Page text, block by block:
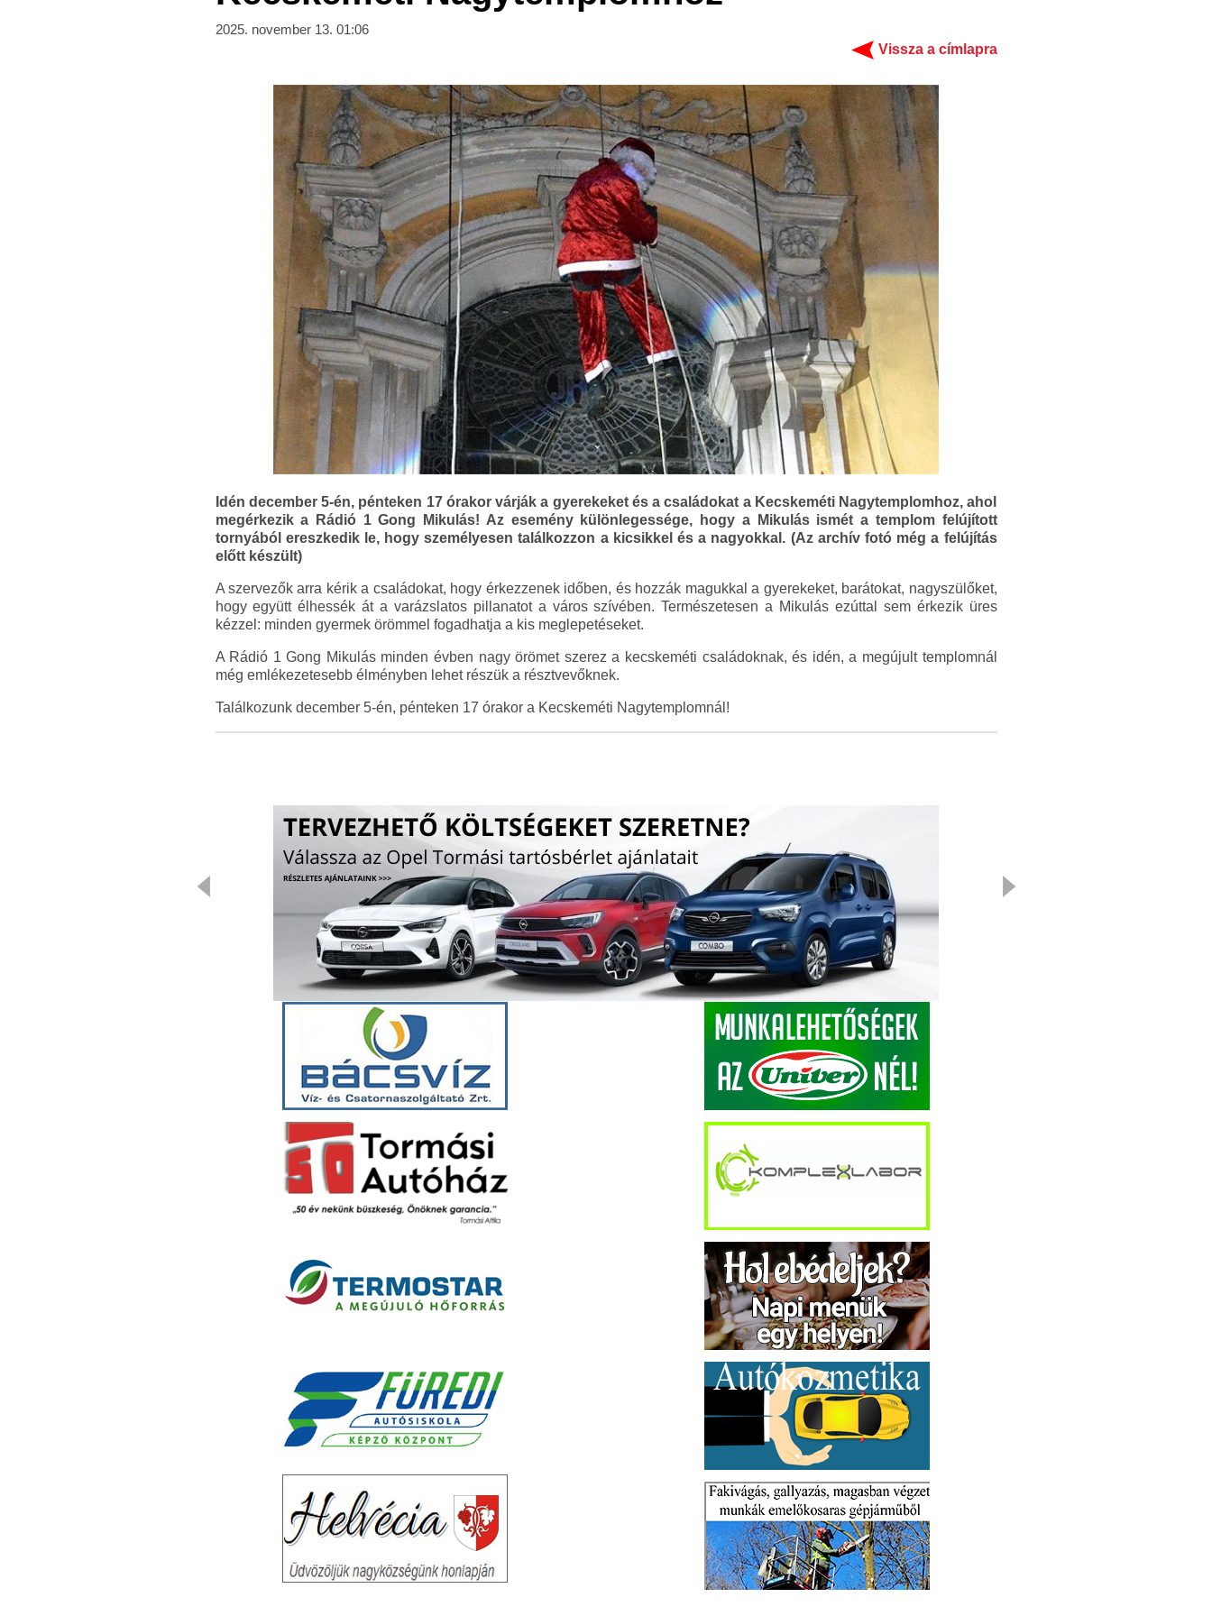
2025. november 13. 01:06
Vissza a címlapra
Idén december 5-én, pénteken 17 órakor várják a gyerekeket és a családokat a Kecskeméti Nagytemplomhoz, ahol
megérkezik a Rádió 1 Gong Mikulás! Az esemény különlegessége, hogy a Mikulás ismét a templom felújított
tornyából ereszkedik le, hogy személyesen találkozzon a kicsikkel és a nagyokkal. (Az archív fotó még a felújítás
előtt készült)
A szervezők arra kérik a családokat, hogy érkezzenek időben, és hozzák magukkal a gyerekeket, barátokat, nagyszülőket,
hogy együtt élhessék át a varázslatos pillanatot a város szívében. Természetesen a Mikulás ezúttal sem érkezik üres
kézzel: minden gyermek örömmel fogadhatja a kis meglepetéseket.
A Rádió 1 Gong Mikulás minden évben nagy örömet szerez a kecskeméti családoknak, és idén, a megújult templomnál
még emlékezetesebb élményben lehet részük a résztvevőknek.
Találkozunk december 5-én, pénteken 17 órakor a Kecskeméti Nagytemplomnál!